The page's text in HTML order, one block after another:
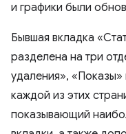
и графики были
Бывшая вкладка
разделена на три
удаления»,
каждой из этих
показывающий